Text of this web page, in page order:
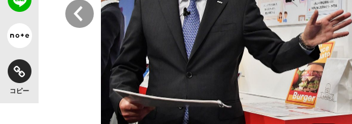
「目標達成できなかったからと言って…」サッカー日本代表・森保
コピー
前